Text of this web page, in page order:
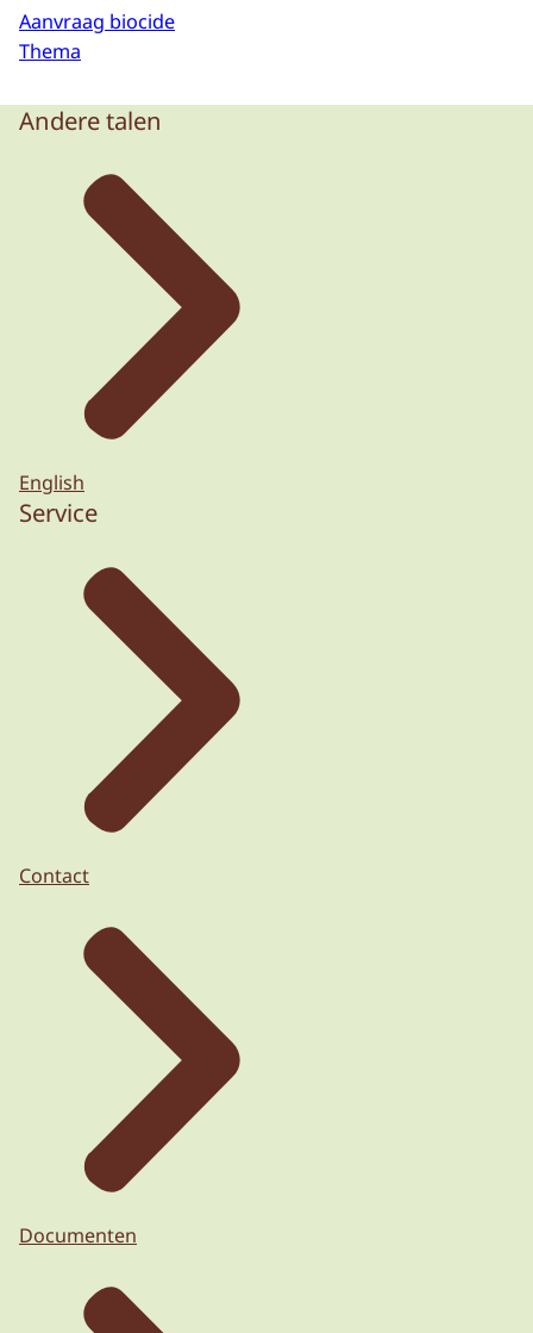
Aanvraag biocide
Thema
Andere talen
English
Service
Contact
Documenten